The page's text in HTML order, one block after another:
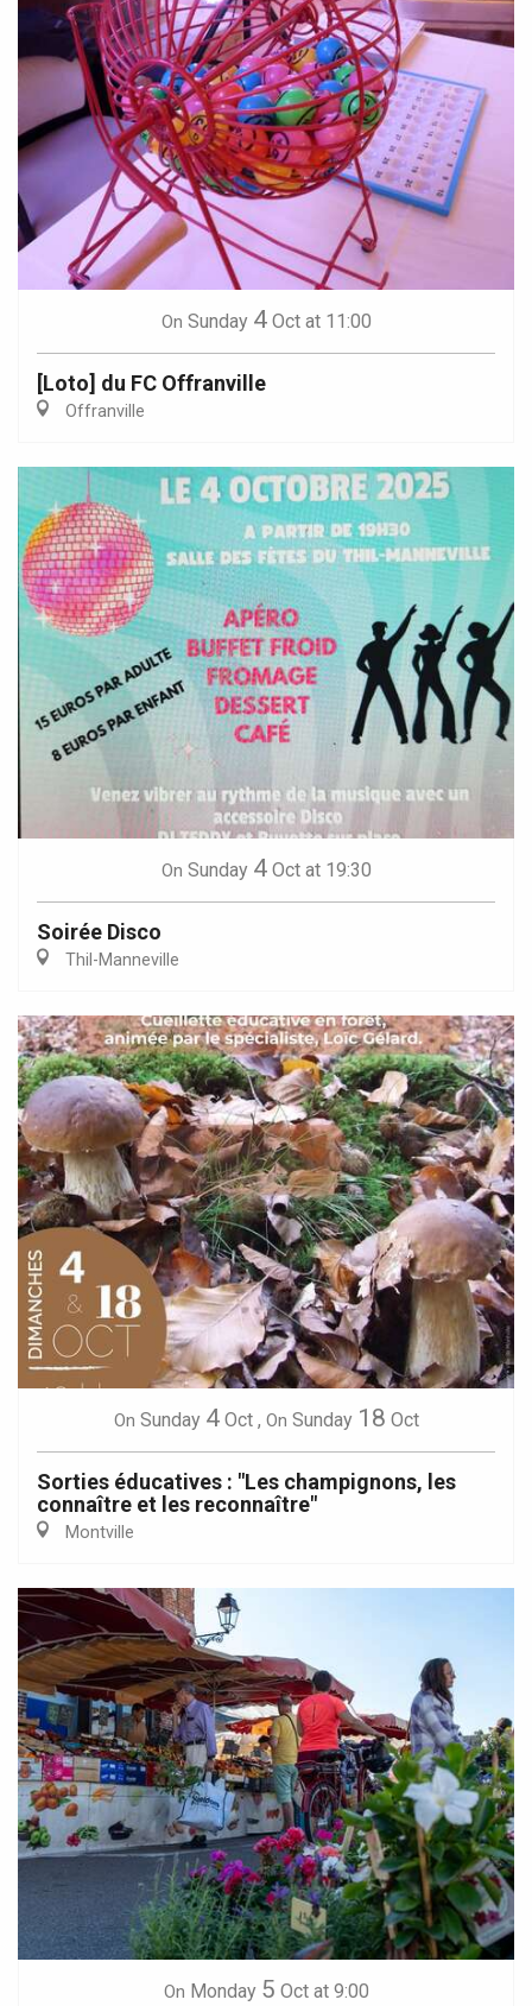
On Sunday 4 Oct at 11:00
[Loto] du FC Offranville
Offranville
On Sunday 4 Oct at 19:30
Soirée Disco
Thil-Manneville
On Sunday 4 Oct, On Sunday 18 Oct
Sorties éducatives : "Les champignons, les
connaître et les reconnaître"
Montville
On Monday 5 Oct at 9:00